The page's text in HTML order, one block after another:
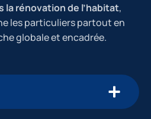
la rénovation de l’habitat,
les particuliers partout en
globale et encadrée.